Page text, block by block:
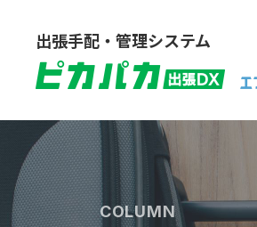
出張手配・管理システム
COLUMN